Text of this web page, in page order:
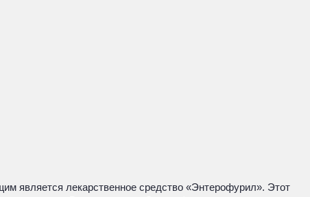
является лекарственное средство «Энтерофурил». Этот